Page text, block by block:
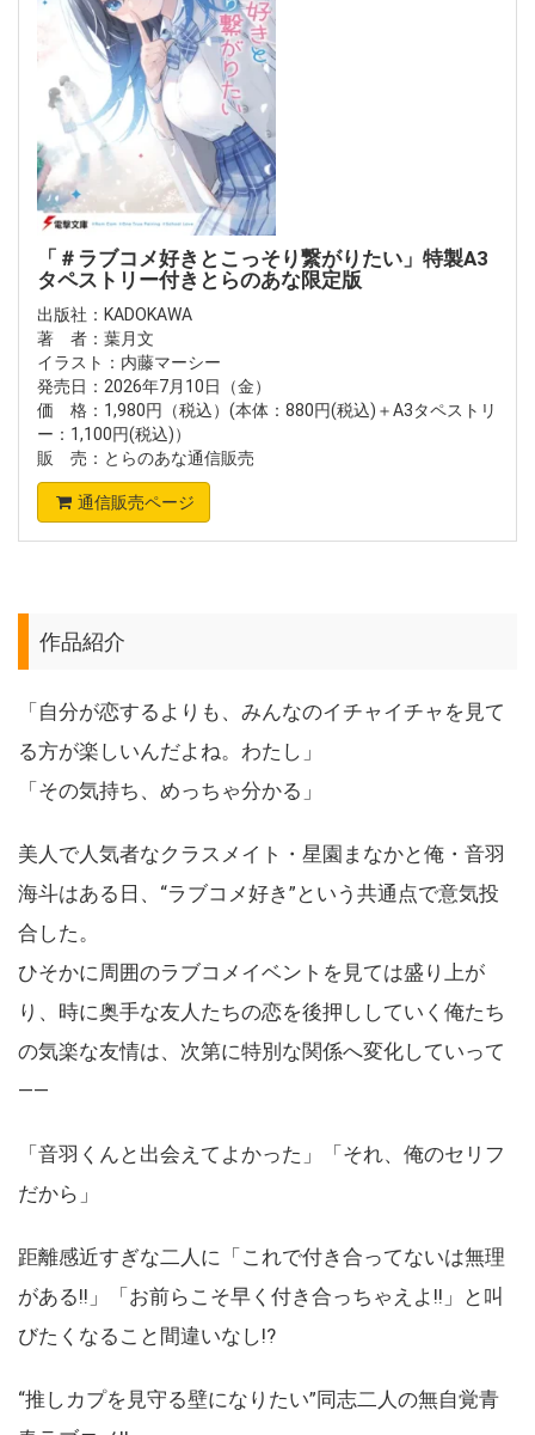
「＃ラブコメ好きとこっそり繋がりたい」特製A3
タペストリー付きとらのあな限定版
出版社：KADOKAWA
著 者：葉月文
イラスト：内藤マーシー
発売日：2026年7月10日（金）
価 格：1,980円（税込）(本体：880円(税込)＋A3タペストリ
ー：1,100円(税込)）
販 売：とらのあな通信販売
通信販売ページ
作品紹介
「自分が恋するよりも、みんなのイチャイチャを見て
る方が楽しいんだよね。わたし」
「その気持ち、めっちゃ分かる」
美人で人気者なクラスメイト・星園まなかと俺・音羽
海斗はある日、“ラブコメ好き”という共通点で意気投
合した。
ひそかに周囲のラブコメイベントを見ては盛り上が
り、時に奥手な友人たちの恋を後押ししていく俺たち
の気楽な友情は、次第に特別な関係へ変化していって
――
「音羽くんと出会えてよかった」「それ、俺のセリフ
だから」
距離感近すぎな二人に「これで付き合ってないは無理
がある!!」「お前らこそ早く付き合っちゃえよ!!」と叫
びたくなること間違いなし!?
“推しカプを見守る壁になりたい”同志二人の無自覚青